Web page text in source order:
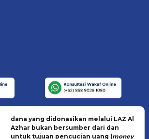
dana yang didonasikan melalui LAZ Al
Azhar bukan bersumber dari dan
untuk tujuan pencucian uang (money